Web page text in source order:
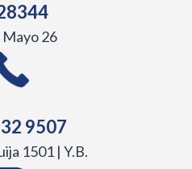
Mayo 26
9507
1501 | Y.B.